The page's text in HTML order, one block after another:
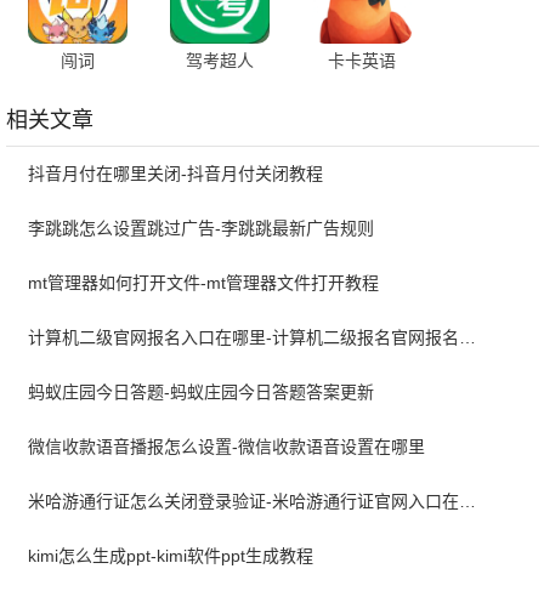
闯词 驾考超人 卡卡英语
相关文章
抖音月付在哪里关闭-抖音月付关闭教程
李跳跳怎么设置跳过广告-李跳跳最新广告规则
mt管理器如何打开文件-mt管理器文件打开教程
蚂蚁庄园今日答题-蚂蚁庄园今日答题答案更新
微信收款语音播报怎么设置-微信收款语音设置在哪里
米哈游通行证怎么关闭登录验证-米哈游通行证官网入口在哪里
kimi怎么生成ppt-kimi软件ppt生成教程